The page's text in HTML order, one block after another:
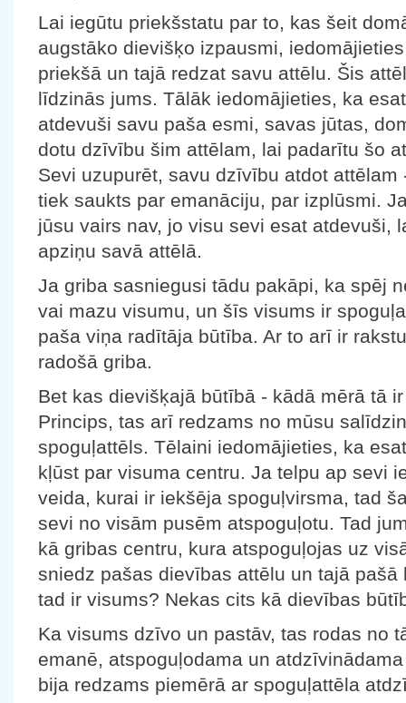
Lai iegūtu priekšstatu par to, kas šeit
augstāko dievišķo izpausmi,
priekšā un tajā redzat savu attēlu. Šis
līdzinās jums. Tālāk iedomājieties, ka
atdevuši savu paša esmi, savas jūtas,
dotu dzīvību šim attēlam, lai padarītu šo
Sevi uzupurēt, savu dzīvību atdot
tiek saukts par emanāciju, par izplūsmi.
jūsu vairs nav, jo visu sevi esat atdevuši,
apziņu savā attēlā.
Ja griba sasniegusi tādu pakāpi, ka spēj
vai mazu visumu, un šīs visums ir
paša viņa radītāja būtība. Ar to arī ir
radošā griba.
Bet kas dievišķajā būtībā - kādā mērā tā
Princips, tas arī redzams no mūsu
spoguļattēls. Tēlaini iedomājieties, ka
kļūst par visuma centru. Ja telpu ap sevi
veida, kurai ir iekšēja spoguļvirsma, tad
sevi no visām pusēm atspoguļotu. Tad
kā gribas centru, kura atspoguļojas uz
sniedz pašas dievības attēlu un tajā
tad ir visums? Nekas cits kā dievības
Ka visums dzīvo un pastāv, tas rodas no
emanē, atspoguļodama un
bija redzams piemērā ar spoguļattēla